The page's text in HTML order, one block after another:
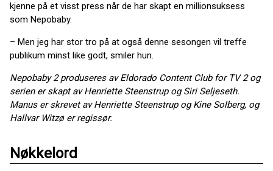
kjenne på et visst press når de har skapt en millionsuksess
som Nepobaby.
– Men jeg har stor tro på at også denne sesongen vil treffe
publikum minst like godt, smiler hun.
Nepobaby 2 produseres av Eldorado Content Club for TV 2 og
serien er skapt av Henriette Steenstrup og Siri Seljeseth.
Manus er skrevet av Henriette Steenstrup og Kine Solberg, og
Hallvar Witzø er regissør.
Nøkkelord